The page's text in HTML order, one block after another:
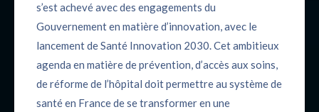
s’est achevé avec des engagements du
Gouvernement en matière d’innovation, avec le
lancement de Santé Innovation 2030. Cet ambitieux
agenda en matière de prévention, d’accès aux soins,
de réforme de l’hôpital doit permettre au système de
santé en France de se transformer en une